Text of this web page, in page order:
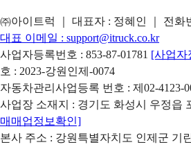
㈜아이트럭 ｜ 대표자 : 정혜인 ｜ 전화
대표 이메일 : support@itruck.co.kr
사업자등록번호 : 853-87-01781 [사업자
호 : 2023-강원인제-0074
자동차관리사업등록 번호 : 제02-4123-
사업장 소재지 : 경기도 화성시 우정읍
매매업정보확인]
본사 주소 : 강원특별자치도 인제군 기